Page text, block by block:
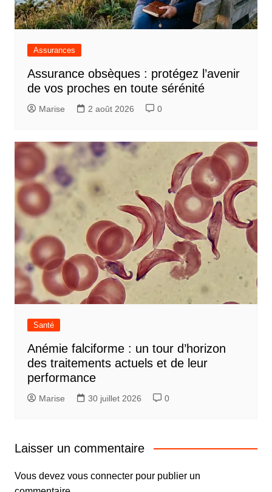
Assurances
Assurance obsèques : protégez l’avenir
de vos proches en toute sérénité
Marise 2 août 2026 0
Santé
Anémie falciforme : un tour d’horizon
des traitements actuels et de leur
performance
Marise 30 juillet 2026 0
Laisser un commentaire
Vous devez vous connecterpour publier un